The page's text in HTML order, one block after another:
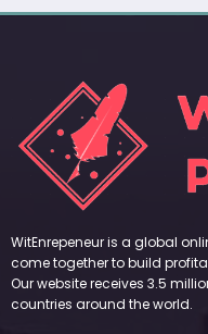
WitEnrepeneur is a global
come together to build
Our website receives 3.5
countries around the world.